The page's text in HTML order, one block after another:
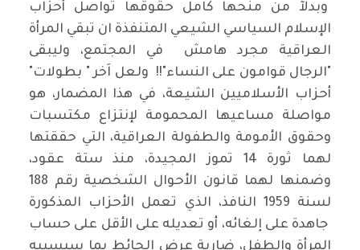
وبدلآ من منحها كامل حقوقها تواصل أحزاب
الإسلام السياسي الشيعي المتنفذة ان تبقي المرأة
العراقية مجرد هامش في المجتمع، وليبقى
"الرجال قوامون على النساء"!! ولعل اَخر " بطولات"
أحزاب الأسلاميين الشيعة، في هذا المضمار، هو
مواصلة مساعيها المحمومة لإنتزاع مكتسبات
وحقوق الأمومة والطفولة العراقية، التي حققتها
لهما ثورة 14 تموز المجيدة، منذ ستة عقود،
وضمنها لهما قانون الأحوال الشخصية رقم 188
لسنة 1959 النافذ، الذي تعمل الأحزاب المذكورة
جاهدة على إلغائه، أو تعديله على الأقل على حساب
المرأة والطفل، ضاربة عرض الحائط بما سيسببه